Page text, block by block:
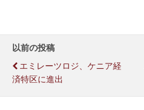
以前の投稿
エミレーツロジ、ケニア経
済特区に進出